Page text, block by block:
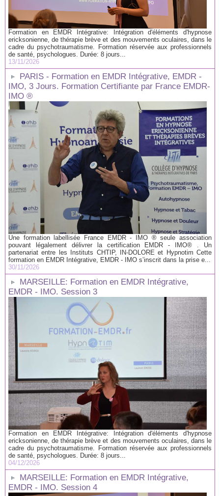
Formation en EMDR Intégrative: Intégration d'éléments d'hypnose
ericksonienne, de thérapie brève et des mouvements oculaires, dans le
cadre du psychotraumatisme. Formation réservée aux professionnels
de santé, psychologues. Durée: 8 jours...
13/11/2026
PARIS - Formation en EMDR Intégrative, EMDR -
IMO, 3 Jours. Formation Certifiante par France EMDR-
IMO ®
Une formation labellisée France EMDR - IMO ® seule association
pouvant légalement délivrer la certification EMDR - IMO® . Un
partenariat entre les Instituts CHTIP, IN-DOLORE et Hypnotim Cette
formation en EMDR Intégrative, EMDR - IMO s’inscrit dans la prise e...
30/11/2026
MARSEILLE: Formation en EMDR Intégrative,
EMDR - IMO. Session 3
Formation en EMDR Intégrative: Intégration d'éléments d'hypnose
ericksonienne, de thérapie brève et des mouvements oculaires, dans le
cadre du psychotraumatisme. Formation réservée aux professionnels
de santé, psychologues. Durée: 8 jours...
04/12/2026
MARSEILLE: Formation en EMDR Intégrative,
EMDR - IMO. Session 4